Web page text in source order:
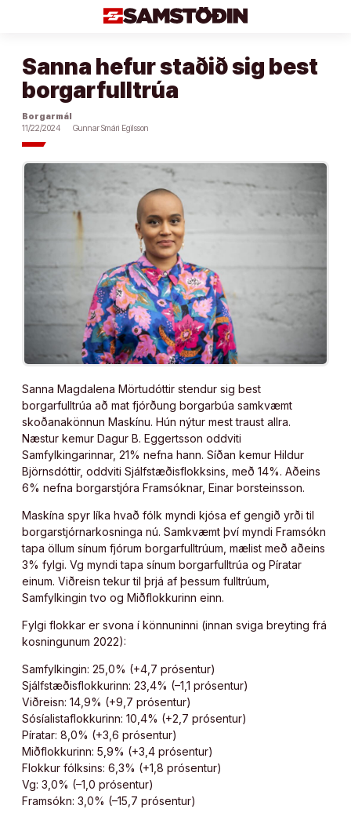
Sanna hefur staðið sig best
borgarfulltrúa
Borgarmál
11/22/2024
Gunnar Smári Egilsson
Sanna Magdalena Mörtudóttir stendur sig best
borgarfulltrúa að mat fjórðung borgarbúa samkvæmt
skoðanakönnun Maskínu. Hún nýtur mest traust allra.
Næstur kemur Dagur B. Eggertsson oddviti
Samfylkingarinnar, 21% nefna hann. Síðan kemur Hildur
Björnsdóttir, oddviti Sjálfstæðisflokksins, með 14%. Aðeins
6% nefna borgarstjóra Framsóknar, Einar Þorsteinsson.
Maskína spyr líka hvað fólk myndi kjósa ef gengið yrði til
borgarstjórnarkosninga nú. Samkvæmt því myndi Framsókn
tapa öllum sínum fjórum borgarfulltrúum, mælist með aðeins
3% fylgi. Vg myndi tapa sínum borgarfulltrúa og Píratar
einum. Viðreisn tekur til þrjá af þessum fulltrúum,
Samfylkingin tvo og Miðflokkurinn einn.
Fylgi flokkar er svona í könnuninni (innan sviga breyting frá
kosningunum 2022):
Samfylkingin: 25,0% (+4,7 prósentur)
Sjálfstæðisflokkurinn: 23,4% (–1,1 prósentur)
Viðreisn: 14,9% (+9,7 prósentur)
Sósíalistaflokkurinn: 10,4% (+2,7 prósentur)
Píratar: 8,0% (+3,6 prósentur)
Miðflokkurinn: 5,9% (+3,4 prósentur)
Flokkur fólksins: 6,3% (+1,8 prósentur)
Vg: 3,0% (–1,0 prósentur)
Framsókn: 3,0% (–15,7 prósentur)